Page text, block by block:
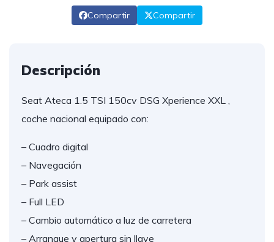
Compartir Compartir
Descripción
Seat Ateca 1.5 TSI 150cv DSG Xperience XXL ,
coche nacional equipado con:
– Cuadro digital
– Navegación
– Park assist
– Full LED
– Cambio automático a luz de carretera
– Arranque y apertura sin llave